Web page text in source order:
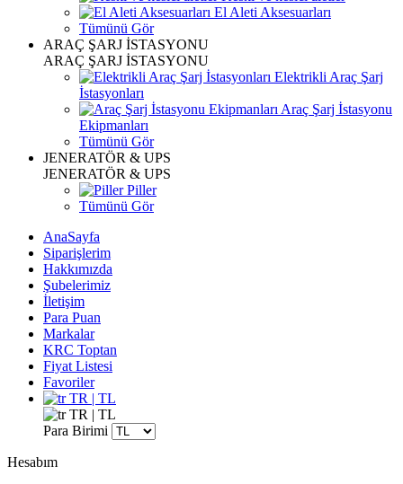
El Aleti Aksesuarları
Tümünü Gör
ARAÇ ŞARJ İSTASYONU
ARAÇ ŞARJ İSTASYONU
Elektrikli Araç Şarj
İstasyonları
Araç Şarj İstasyonu
Ekipmanları
Tümünü Gör
JENERATÖR & UPS
JENERATÖR & UPS
Piller
Tümünü Gör
AnaSayfa
Siparişlerim
Hakkımızda
Şubelerimiz
İletişim
Para Puan
Markalar
KRC Toptan
Fiyat Listesi
Favoriler
TR | TL
TR | TL
Para Birimi
Hesabım